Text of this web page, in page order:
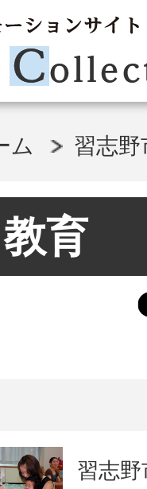
ム 習志
育
習志